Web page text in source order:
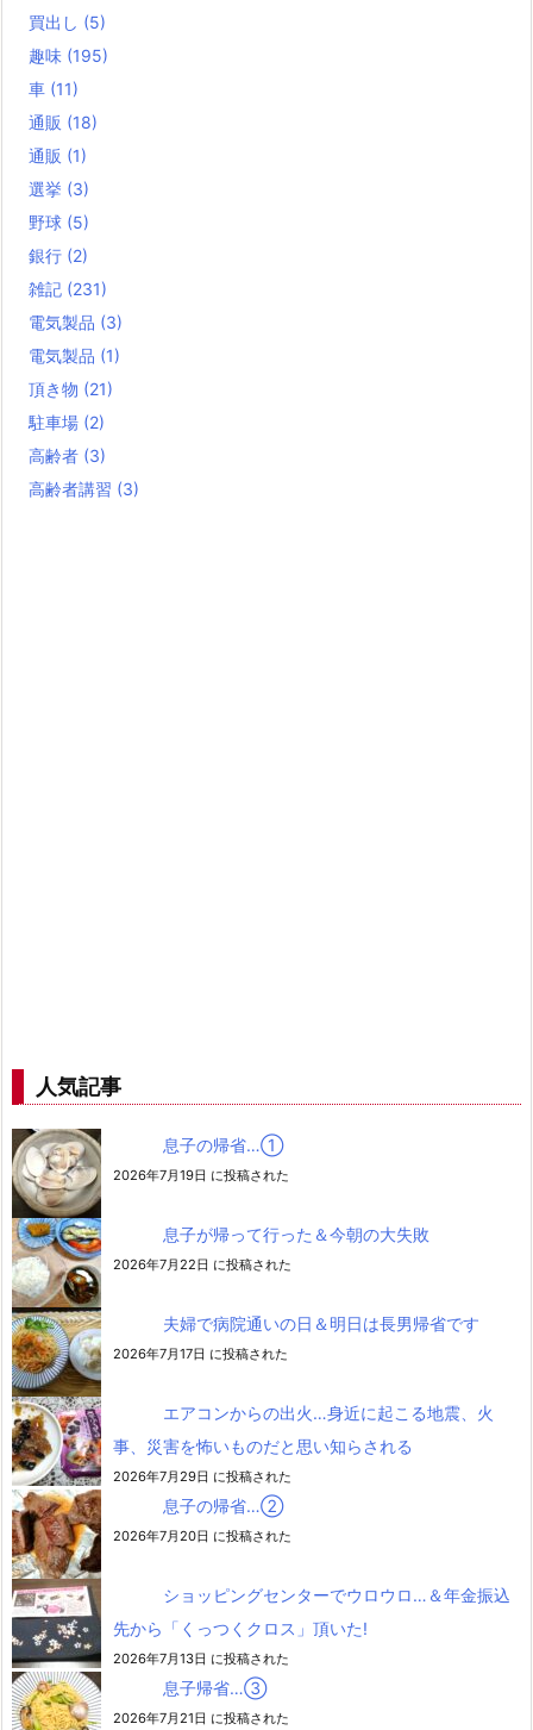
買出し (5)
趣味 (195)
車 (11)
通販 (18)
通販 (1)
選挙 (3)
野球 (5)
銀行 (2)
雑記 (231)
電気製品 (3)
電気製品 (1)
頂き物 (21)
駐車場 (2)
高齢者 (3)
高齢者講習 (3)
人気記事
息子の帰省…➀
2026年7月19日 に投稿された
息子が帰って行った＆今朝の大失敗
2026年7月22日 に投稿された
夫婦で病院通いの日＆明日は長男帰省です
2026年7月17日 に投稿された
エアコンからの出火…身近に起こる地震、火
事、災害を怖いものだと思い知らされる
2026年7月29日 に投稿された
息子の帰省…②
2026年7月20日 に投稿された
ショッピングセンターでウロウロ…＆年金振込
先から「くっつくクロス」頂いた!
2026年7月13日 に投稿された
息子帰省…③
2026年7月21日 に投稿された